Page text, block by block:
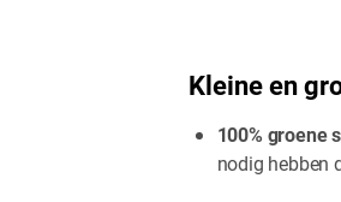
Kleine en
100% groene
nodig hebben